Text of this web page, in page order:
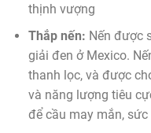
thịnh vượng
Thắp nến: Nến được
giải đen ở Mexico.
thanh lọc, và được
và năng lượng tiêu
để cầu may mắn,